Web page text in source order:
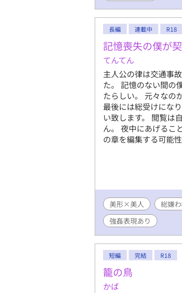
長編 連載中 R18
記憶喪失の僕が
てんてん
主人公の律は交通事
た。 記憶のない間の
たらしい。 元々なの
最後には総受けにな
い致します。 閲覧は
ん。 夜中にあげるこ
の章を編集する可能性
美形×美人 総嫌
強姦表現あり
短編 完結 R18
籠の鳥
かば